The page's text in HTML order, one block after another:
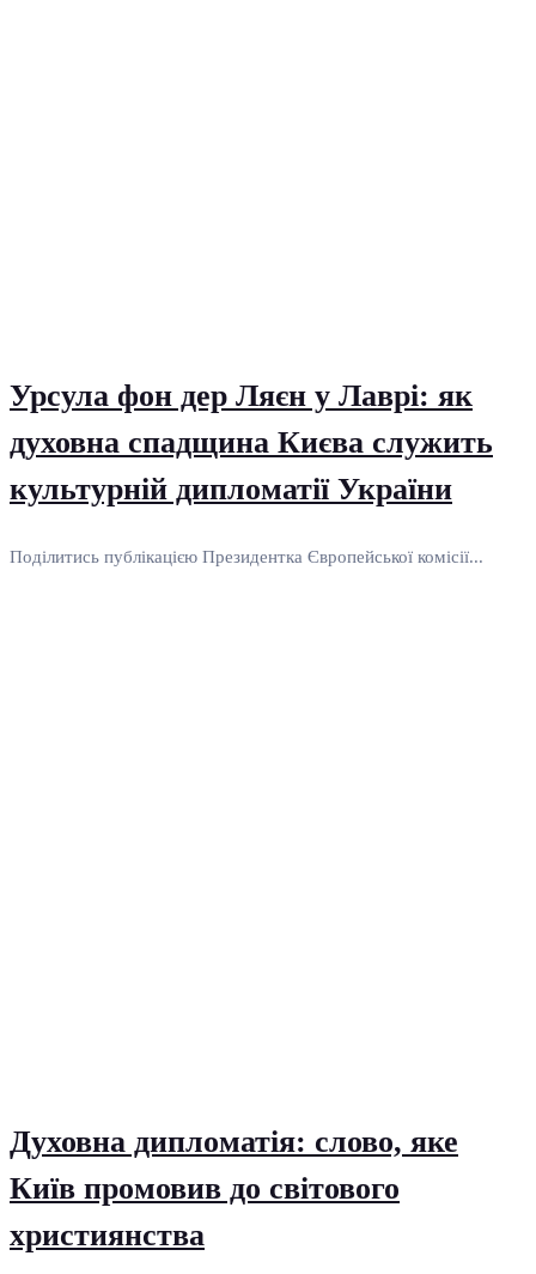
Урсула фон дер Ляєн у Лаврі: як
духовна спадщина Києва служить
культурній дипломатії України
Поділитись публікацією Президентка Європейської комісії...
Духовна дипломатія: слово, яке
Київ промовив до світового
християнства